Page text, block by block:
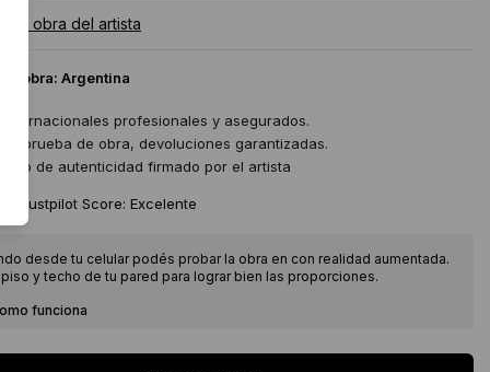
la obra del artista
la obra: Argentina
internacionales profesionales y asegurados.
prueba de obra, devoluciones garantizadas.
de autenticidad firmado por el artista
Trustpilot Score: Excelente
desde tu celular podés probar la obra en con realidad aumentada.
y techo de tu pared para lograr bien las proporciones.
funciona